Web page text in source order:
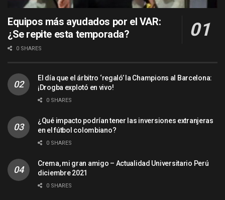
Equipos más ayudados por el VAR:
¿Se repite esta temporada?
0 SHARES
El día que el árbitro ‘regaló’ la Champions al Barcelona:
¡Drogba explotó en vivo!
0 SHARES
¿Qué impacto podrían tener las inversiones extranjeras
en el fútbol colombiano?
0 SHARES
Crema, mi gran amigo – Actualidad Universitario Perú
diciembre 2021
0 SHARES